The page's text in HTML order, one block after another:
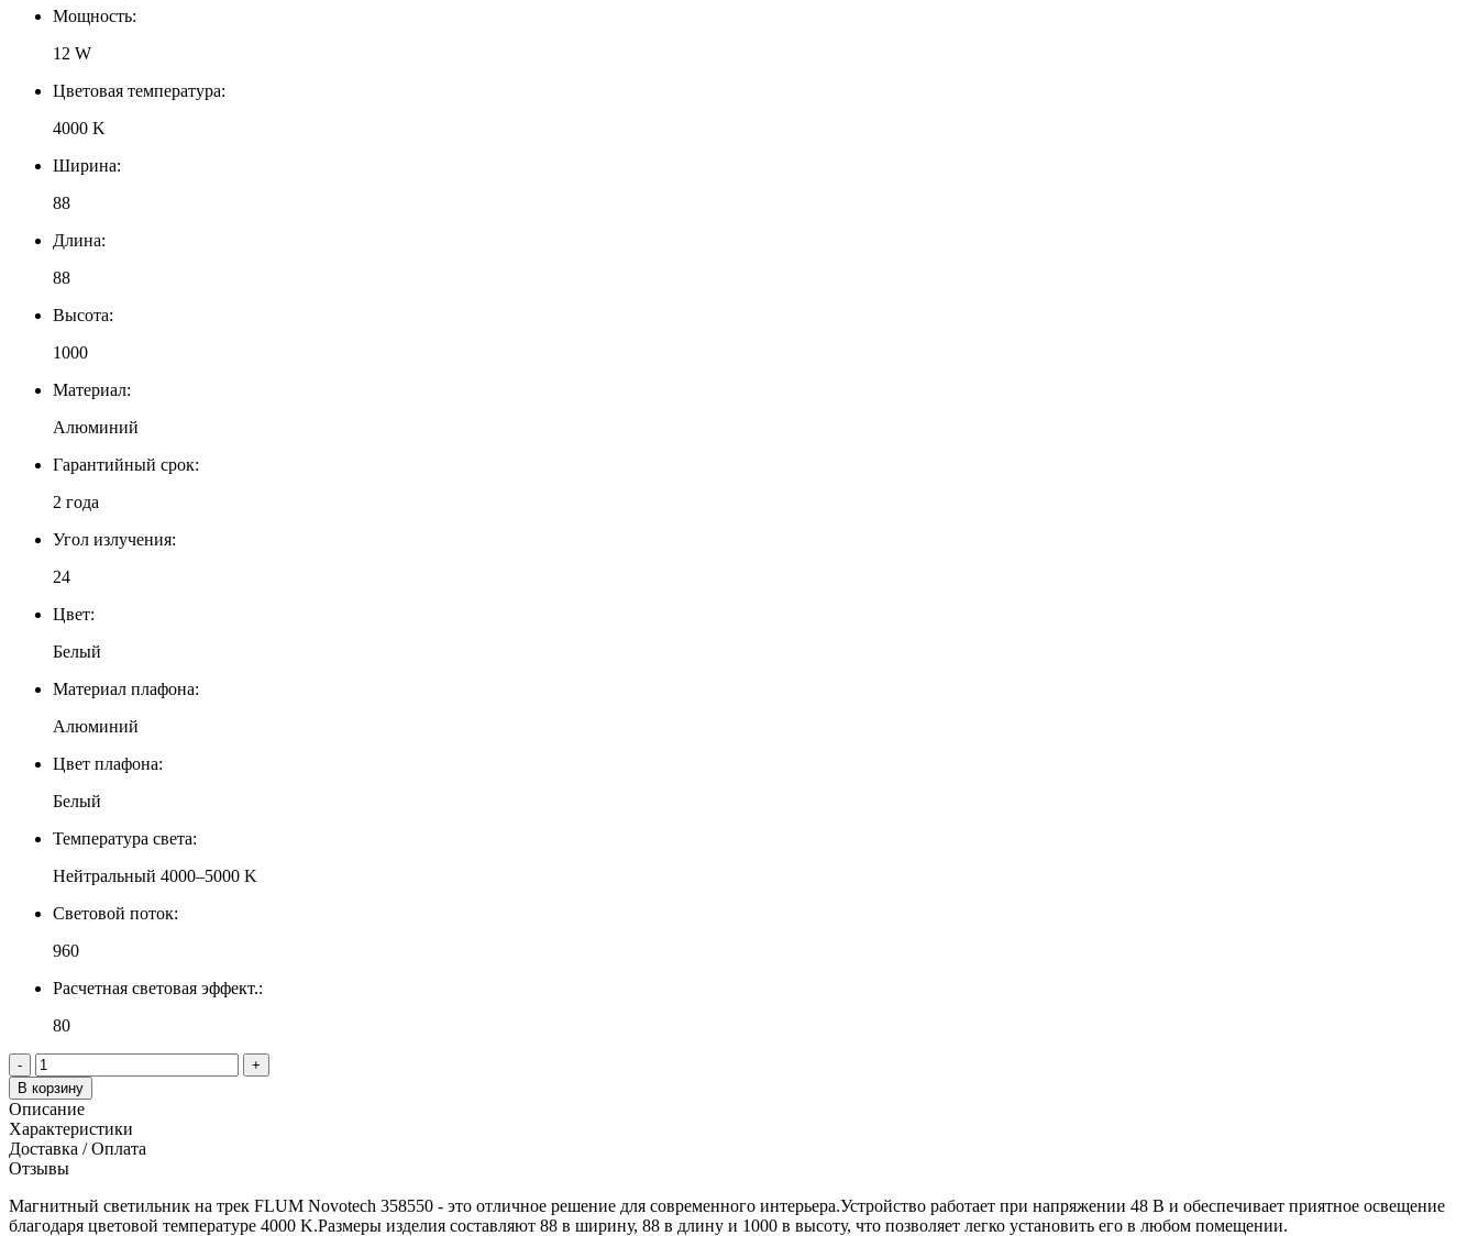
Мощность:
12 W
Цветовая температура:
4000 K
Ширина:
88
Длина:
88
Высота:
1000
Материал:
Алюминий
Гарантийный срок:
2 года
Угол излучения:
24
Цвет:
Белый
Материал плафона:
Алюминий
Цвет плафона:
Белый
Температура света:
Нейтральный 4000–5000 K
Световой поток:
960
Расчетная световая эффект.:
80
-
+
В корзину
Описание
Характеристики
Доставка / Оплата
Отзывы
Магнитный светильник на трек FLUM Novotech 358550 - это отличное решение для современного интерьера.Устройство работает при напряжении 48 В и обеспечивает приятное освещение
благодаря цветовой температуре 4000 K.Размеры изделия составляют 88 в ширину, 88 в длину и 1000 в высоту, что позволяет легко установить его в любом помещении.